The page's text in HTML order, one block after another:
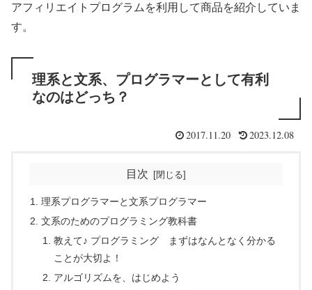
アフィリエイトプログラムを利用して商品を紹介していま
す。
理系と文系、プログラマーとして有利
なのはどっち？
2017.11.20 2023.12.08
目次
理系プログラマーと文系プログラマー
文系のためのプログラミング教科書
教えて♪ プログラミング まずはなんとなく分かる
ことが大切よ！
アルゴリズムを、はじめよう